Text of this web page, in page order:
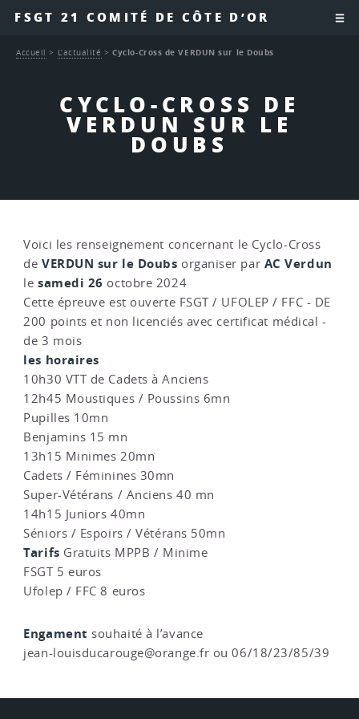
FSGT 21 COMITÉ DE CÔTE D’OR
CYCLO-CROSS DE
VERDUN SUR LE
DOUBS
Accueil > L’actualité >Cyclo-Cross de VERDUN sur le Doubs
Voici les renseignement concernant le Cyclo-Cross
de VERDUN sur le Doubs organiser par AC Verdun
le samedi 26 octobre 2024
Cette épreuve est ouverte FSGT / UFOLEP / FFC - DE
200 points et non licenciés avec certificat médical -
de 3 mois
les horaires
10h30 VTT de Cadets à Anciens
12h45 Moustiques / Poussins 6mn
Pupilles 10mn
Benjamins 15 mn
13h15 Minimes 20mn
Cadets / Féminines 30mn
Super-Vétérans / Anciens 40 mn
14h15 Juniors 40mn
Séniors / Espoirs / Vétérans 50mn
Tarifs Gratuits MPPB / Minime
FSGT 5 euros
Ufolep / FFC 8 euros
Engament souhaité à l’avance
jean-louisducarouge@orange.fr ou 06/18/23/85/39